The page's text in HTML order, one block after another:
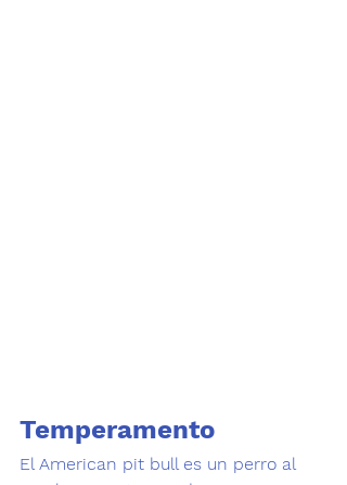
Temperamento
El American pit bull es un perro al